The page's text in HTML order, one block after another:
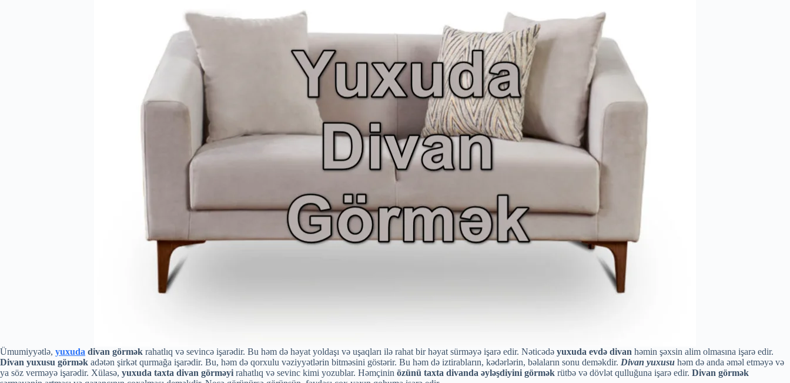
Ümumiyyətlə, yuxuda divan görmək rahatlıq və sevincə işarədir. Bu həm də həyat yoldaşı və uşaqları ilə rahat bir həyat sürməyə işarə edir. Nəticədə yuxuda evdə divan həmin şəxsin alim olmasına işarə edir.
Divan yuxusu görmək adətən şirkət qurmağa işarədir. Bu, həm də qorxulu vəziyyətlərin bitməsini göstərir. Bu həm də iztirabların, kədərlərin, bəlaların sonu deməkdir. Divan yuxusu həm də anda əməl etməyə və
ya söz verməyə işarədir. Xülasə, yuxuda taxta divan görməyi rahatlıq və sevinc kimi yozublar. Həmçinin özünü taxta divanda əyləşdiyini görmək rütbə və dövlət qulluğuna işarə edir. Divan görmək